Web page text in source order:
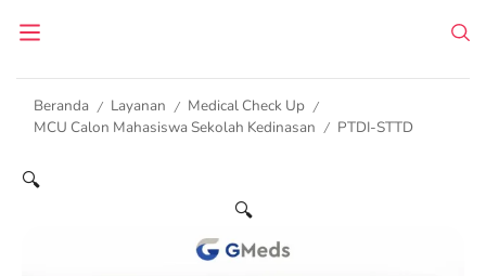
Beranda / Layanan / Medical Check Up /
MCU Calon Mahasiswa Sekolah Kedinasan / PTDI-STTD
🔍
🔍